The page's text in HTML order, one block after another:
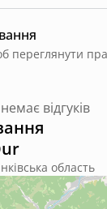
переглянути
відгуків
область